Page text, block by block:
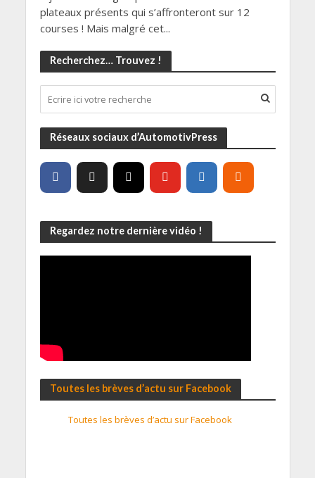
plateaux présents qui s’affronteront sur 12
courses ! Mais malgré cet...
Recherchez… Trouvez !
Réseaux sociaux d’AutomotivPress
Regardez notre dernière vidéo !
Toutes les brèves d’actu sur Facebook
Toutes les brèves d’actu sur Facebook